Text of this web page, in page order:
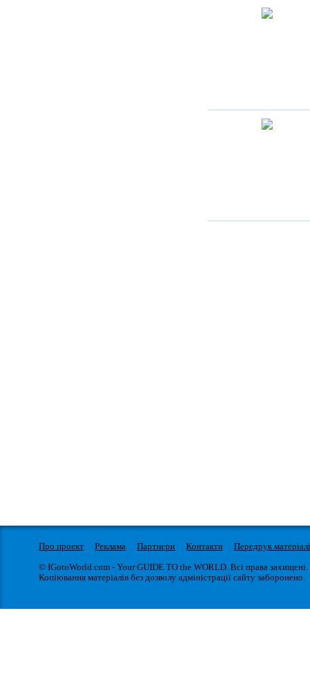
Про проект Реклама Партнери Контакти
Передрук
© IGotoWorld.com - Your GUIDE TO the WORLD. Всі права захищені.
Копіювання матеріалів без дозволу адміністрації сайту заборонено.